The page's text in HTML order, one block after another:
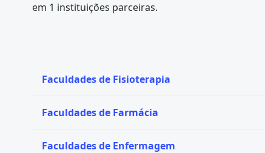
em 1 instituições parceiras.
Faculdades de Fisioterapia
Faculdades de Farmácia
Faculdades de Enfermagem